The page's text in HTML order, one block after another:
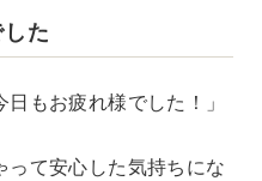
た
もお疲れ様でした！」
て安心した気持ちにな